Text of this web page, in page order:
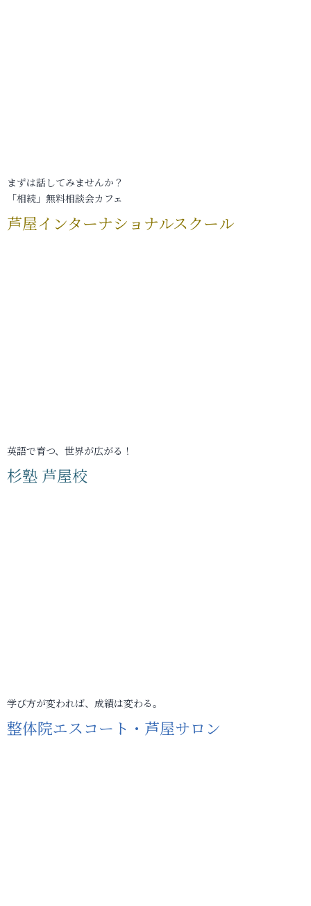
まずは話してみませんか？
「相続」無料相談会カフェ
芦屋インターナショナルスクール
英語で育つ、世界が広がる！
杉塾 芦屋校
学び方が変われば、成績は変わる。
整体院エスコート・芦屋サロン